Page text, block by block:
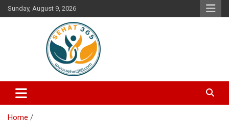
Skip
to
Sunday, August 9, 2026
Sehat365
Your's Complete Health Guide
Home